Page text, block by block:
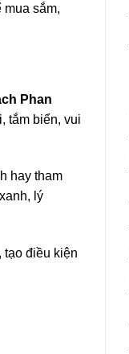
mua sắm,
Phan
tắm biển, vui
hay tham
lý
tạo điều kiện